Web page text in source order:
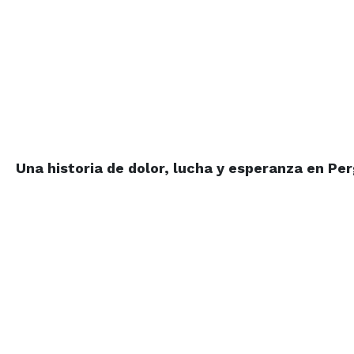
Una historia de dolor, lucha y esperanza en